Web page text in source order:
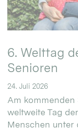
6. Welttag
Senioren
24. Juli 2026
Am kommenden
weltweite Tag
Menschen unter